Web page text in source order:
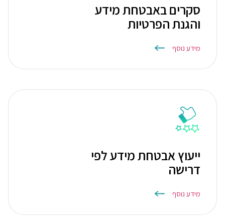
סקרים באבטחת מידע
והגנת הפרטיות
מידע נוסף
ייעוץ אבטחת מידע לפי
דרישה
מידע נוסף